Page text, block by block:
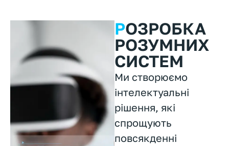
РОЗРОБКА
РОЗУМНИХ
СИСТЕМ
Ми створюємо
інтелектуальні
рішення, які
спрощують
повсякденні